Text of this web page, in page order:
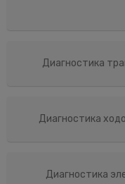
Диагностика
Диагностика
Диагностика